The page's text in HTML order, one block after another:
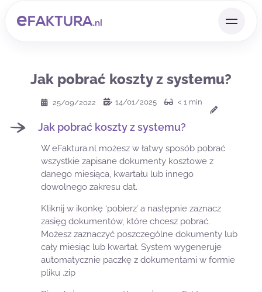
Jak pobrać koszty z systemu?
25/09/2022 14/01/2025 < 1 min
Jak pobrać koszty z systemu?
W eFaktura.nl możesz w łatwy sposób pobrać
wszystkie zapisane dokumenty kosztowe z
danego miesiąca, kwartału lub innego
dowolnego zakresu dat.
Kliknij w ikonkę ‘pobierz’ a następnie zaznacz
zasięg dokumentów, które chcesz pobrać.
Możesz zaznaczyć poszczególne dokumenty lub
cały miesiąc lub kwartał. System wygeneruje
automatycznie paczkę z dokumentami w formie
pliku .zip